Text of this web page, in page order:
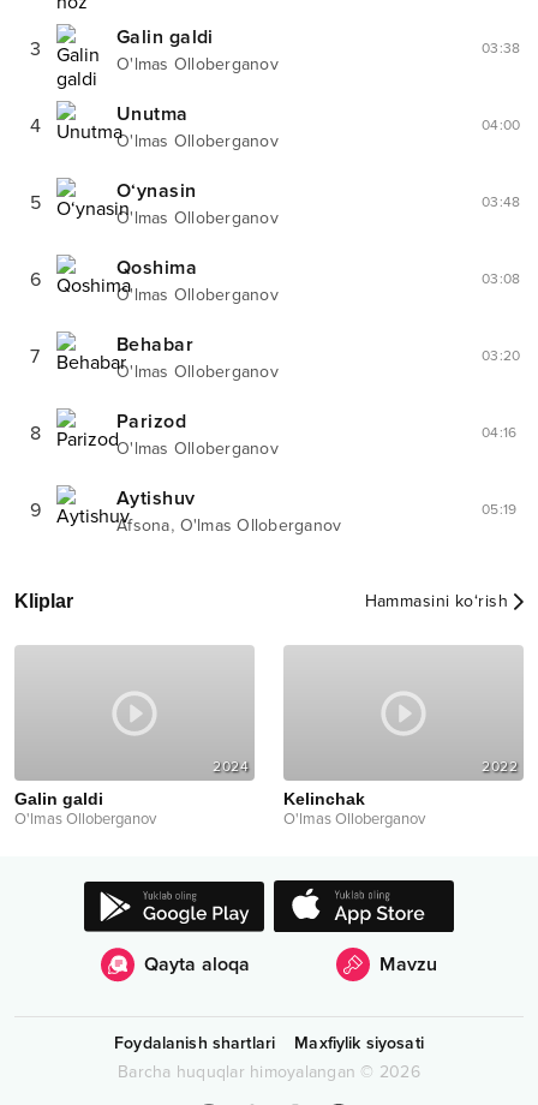
3 Galin galdi
O'lmas Olloberganov
03:38
4 Unutma
O'lmas Olloberganov
04:00
5 O‘ynasin
O'lmas Olloberganov
03:48
6 Qoshima
O'lmas Olloberganov
03:08
7 Behabar
O'lmas Olloberganov
03:20
8 Parizod
O'lmas Olloberganov
04:16
9 Aytishuv
Afsona, O'lmas Olloberganov
05:19
Kliplar Hammasini ko‘rish
2024
Galin galdi
O'lmas Olloberganov
2022
Kelinchak
O'lmas Olloberganov
Qayta aloqa Mavzu
Foydalanish shartlari
Maxfiylik siyosati
Barcha huquqlar himoyalangan © 2026